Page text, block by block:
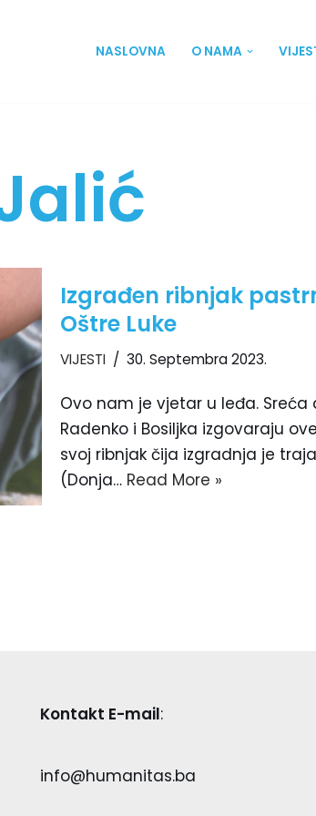
NASLOVNA O NAMA
Izgrađen ribnjak
Oštre Luke
VIJESTI 30. Septembra 2023.
Ovo nam je vjetar u leđa.
Radenko i Bosiljka izgovaraju
svoj ribnjak čija izgradnja je
(Donja… Read More »
Kontakt E-mail:
info@humanitas.ba